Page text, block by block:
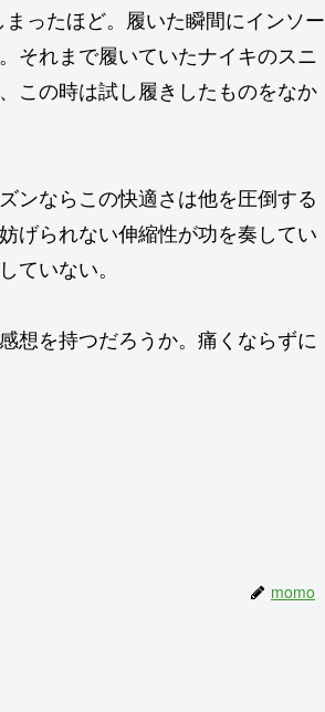
ったほど。履いた瞬間にインソー
それまで履いていたナイキのスニ
この時は試し履きしたものをなか
ンならこの快適さは他を圧倒する
げられない伸縮性が功を奏してい
ていない。
想を持つだろうか。痛くならずに
momo